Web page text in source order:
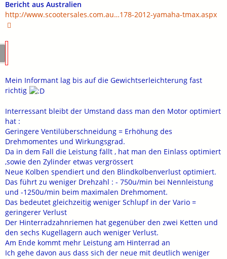
Bericht aus Australien
http://www.scootersales.com.au…178-2012-yamaha-tmax.aspx
Mein Informant lag bis auf die Gewichtserleichterung fast
richtig
Interressant bleibt der Umstand dass man den Motor optimiert
hat :
Geringere Ventilüberschneidung = Erhöhung des
Drehmomentes und Wirkungsgrad.
Da in dem Fall die Leistung fällt , hat man den Einlass optimiert
,sowie den Zylinder etwas vergrössert
Neue Kolben spendiert und den Blindkolbenverlust optimiert.
Das führt zu weniger Drehzahl : - 750u/min bei Nennleistung
und -1250u/min beim maximalen Drehmoment.
Das bedeutet gleichzeitig weniger Schlupf in der Vario =
geringerer Verlust
Der Hinterradzahnriemen hat gegenüber den zwei Ketten und
den sechs Kugellagern auch weniger Verlust.
Am Ende kommt mehr Leistung am Hinterrad an
Ich gehe davon aus dass sich der neue mit deutlich weniger